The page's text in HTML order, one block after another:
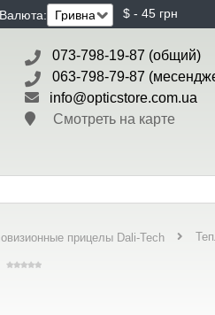
Валюта: $ - 45 грн
073-798-19-87 (общий)
063-798-79-87
info@opticstore.com.ua
Смотреть на карте
прицелы Dali-Tech